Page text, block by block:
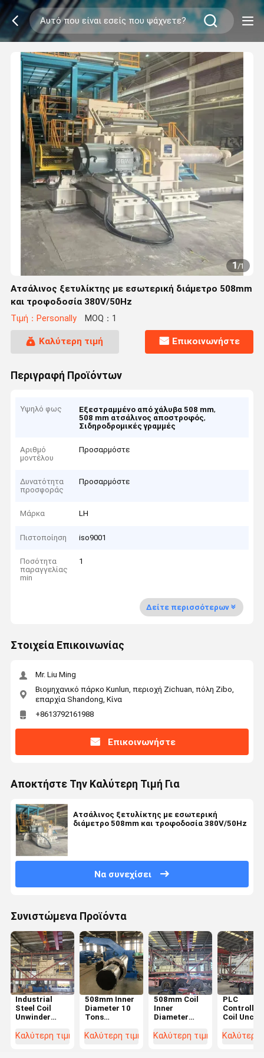
1/1
Ατσάλινος ξετυλίκτης με εσωτερική διάμετρο 508mm
και τροφοδοσία 380V/50Hz
Τιμή：Personally MOQ：1
Καλύτερη τιμή Επικοινωνήστε
Περιγραφή Προϊόντων
Υψηλό φως Εξεστραμμένο από χάλυβα 508 mm,
508 mm ατσάλινος αποστροφός,
Σιδηροδρομικές γραμμές
Αριθμό
μοντέλου
Προσαρμόστε
Δυνατότητα
προσφοράς
Προσαρμόστε
Μάρκα LH
Πιστοποίηση iso9001
Ποσότητα
παραγγελίας
min
1
Δείτε περισσότερων
Στοιχεία Επικοινωνίας
Mr. Liu Ming
Βιομηχανικό πάρκο Kunlun, περιοχή Zichuan, πόλη Zibo,
επαρχία Shandong, Κίνα
+8613792161988
Επικοινωνήστε
Αποκτήστε Την Καλύτερη Τιμή Για
Ατσάλινος ξετυλίκτης με εσωτερική
διάμετρο 508mm και τροφοδοσία 380V/50Hz
Να συνεχίσει
Συνιστώμενα Προϊόντα
Industrial
Steel Coil
Unwinder
Warranty and
Καλύτερη τιμή
508mm Inner
Diameter 10
Tons
Coil Weight
Καλύτερη τιμή
508mm Coil
Inner
Diameter
0-50m/min
Καλύτερη τιμή
PLC
Controlled
Coil
508mm
Καλύτερη